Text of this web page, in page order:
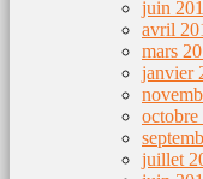
juin
avril
mars
janvier
octobre
juillet